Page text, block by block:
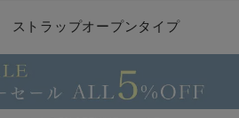
スカート
オフィス
きれいめ美脚パンツ派
短肌着
快適ウェア10%OFF
ジャンパースカート/
10,001円（税込）〜
保温&リカバリー
【冬のあったか特集
ストラップオープンタイプ